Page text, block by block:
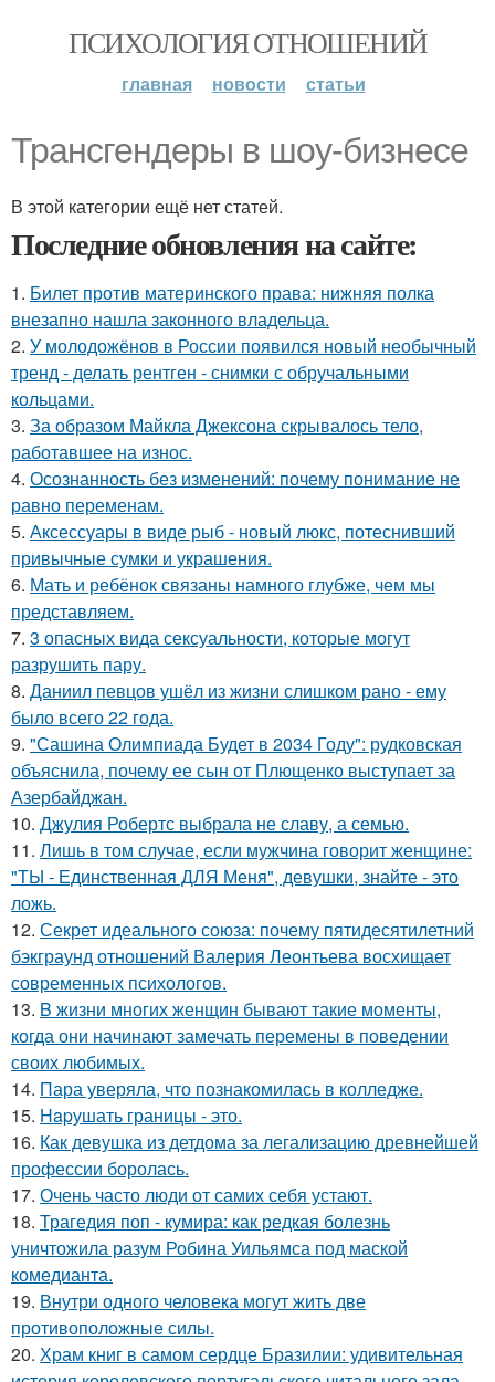
ПСИХОЛОГИЯ ОТНОШЕНИЙ
главная новости статьи
Трансгендеры в шоу-бизнесе
В этой категории ещё нет статей.
Последние обновления на сайте:
1. Билет против материнского права: нижняя полка
внезапно нашла законного владельца.
2. У молодожёнов в России появился новый необычный
тренд - делать рентген - снимки с обручальными
кольцами.
3. За образом Майкла Джексона скрывалось тело,
работавшее на износ.
4. Осознанность без изменений: почему понимание не
равно переменам.
5. Аксессуары в виде рыб - новый люкс, потеснивший
привычные сумки и украшения.
6. Мать и ребёнок связаны намного глубже, чем мы
представляем.
7. 3 опасных вида сексуальности, которые могут
разрушить пару.
8. Даниил певцов ушёл из жизни слишком рано - ему
было всего 22 года.
9. "Сашина Олимпиада Будет в 2034 Году": рудковская
объяснила, почему ее сын от Плющенко выступает за
Азербайджан.
10. Джулия Робертс выбрала не славу, а семью.
11. Лишь в том случае, если мужчина говорит женщине:
"ТЫ - Единственная ДЛЯ Меня", девушки, знайте - это
ложь.
12. Секрет идеального союза: почему пятидесятилетний
бэкграунд отношений Валерия Леонтьева восхищает
современных психологов.
13. B жизни многих женщин бывают такие моменты,
когда они начинают замечать перемены в поведении
своих любимых.
14. Пара уверяла, что познакомилась в колледже.
15. Hapушать границы - это.
16. Как девушка из детдома за легализацию древнейшей
профессии боролась.
17. Очень часто люди от самих себя устают.
18. Трагедия поп - кумира: как редкая болезнь
уничтожила разум Робина Уильямса под маской
комедианта.
19. Внутри одного человека могут жить две
противоположные силы.
20. Храм книг в самом сердце Бразилии: удивительная